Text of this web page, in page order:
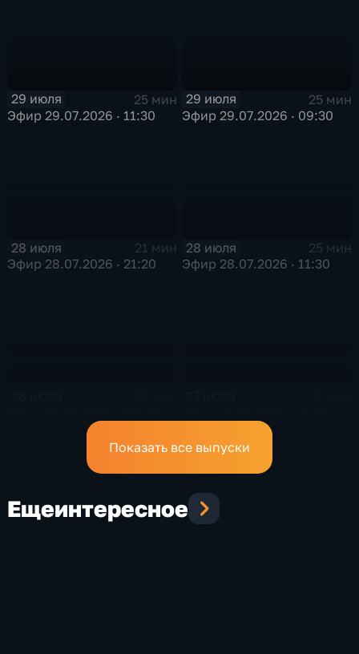
29 июля
25 мин
Эфир 29.07.2026 · 11:30
29 июля
25 мин
Эфир 29.07.2026 · 09:30
28 июля
21 мин
Эфир 28.07.2026 · 21:20
28 июля
25 мин
Эфир 28.07.2026 · 11:30
Показать все выпуски
Ещеинтересное